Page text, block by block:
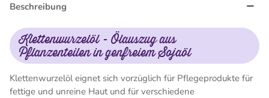
Beschreibung
Klettenwurzelöl - Ölauszug aus
Pflanzenteilen in genfreiem Sojaöl
Klettenwurzelöl eignet sich vorzüglich für Pflegeprodukte für
fettige und unreine Haut und für verschiedene